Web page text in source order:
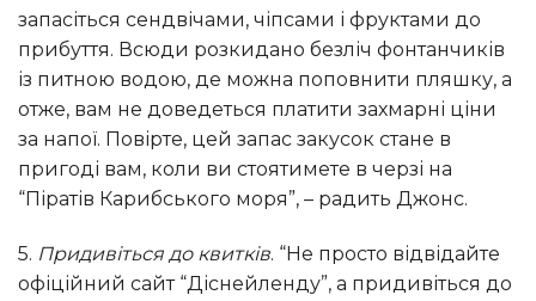
запасіться сендвічами, чіпсами і фруктами до
прибуття. Всюди розкидано безліч фонтанчиків
із питною водою, де можна поповнити пляшку, а
отже, вам не доведеться платити захмарні ціни
за напої. Повірте, цей запас закусок стане в
пригоді вам, коли ви стоятимете в черзі на
“Піратів Карибського моря”, – радить Джонс.
Придивіться до квитків. “Не просто відвідайте
офіційний сайт “Діснейленду”, а придивіться до